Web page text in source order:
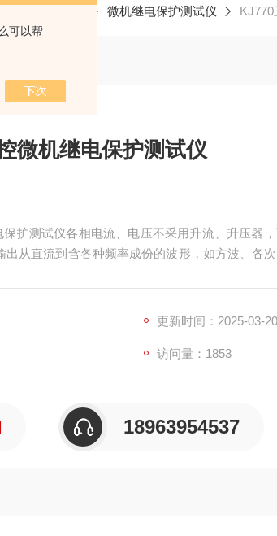
可以帮
微机继电保护测试仪
微机继电保护测试仪
护测试仪各相电流、电压不采用升流、升压器
出从直流到含各种频率成份的波形，如方波、各
更新时间：2025-03-20
访问量：1853
18963954537